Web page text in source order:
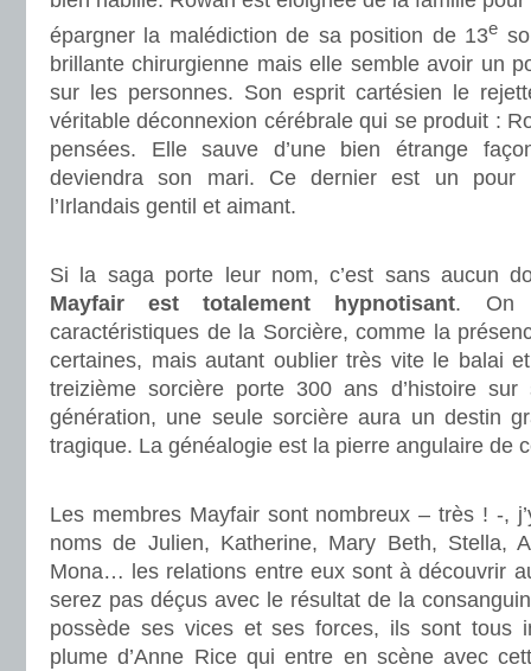
épargner la malédiction de sa position de 13e
brillante chirurgienne mais elle semble avoir un
sur les personnes. Son esprit cartésien le
véritable déconnexion cérébrale qui se produit :
pensées. Elle sauve d’une bien étrange
deviendra son mari. Ce dernier est un pour
l’Irlandais gentil et aimant.
Si la saga porte leur nom, c’est sans aucun
Mayfair est totalement hypnotisant. On
caractéristiques de la Sorcière, comme la
certaines, mais autant oublier très vite le balai
treizième sorcière porte 300 ans d’histoire
génération, une seule sorcière aura un destin
tragique. La généalogie est la pierre angulaire de
Les membres Mayfair sont nombreux – très ! -,
noms de Julien, Katherine, Mary Beth, Stella,
Mona… les relations entre eux sont à découvrir
serez pas déçus avec le résultat de la
possède ses vices et ses forces, ils sont tous
plume d’Anne Rice qui entre en scène avec